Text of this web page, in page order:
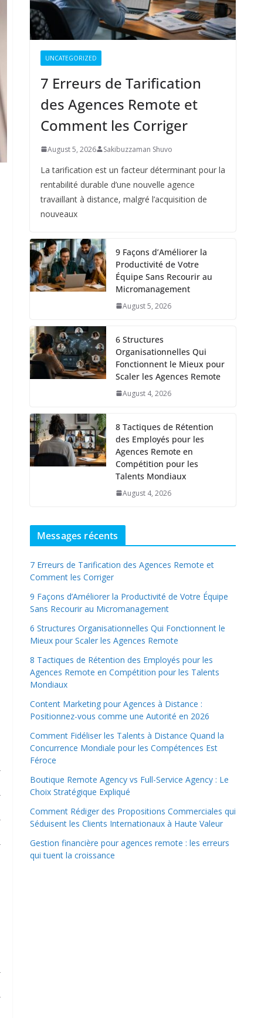
UNCATEGORIZED
7 Erreurs de Tarification
des Agences Remote et
Comment les Corriger
August 5, 2026 Sakibuzzaman Shuvo
La tarification est un facteur déterminant pour la
rentabilité durable d’une nouvelle agence
travaillant à distance, malgré l’acquisition de
nouveaux
9 Façons d’Améliorer la
Productivité de Votre
Équipe Sans Recourir au
Micromanagement
August 5, 2026
6 Structures
Organisationnelles Qui
Fonctionnent le Mieux pour
Scaler les Agences Remote
August 4, 2026
8 Tactiques de Rétention
des Employés pour les
Agences Remote en
Compétition pour les
Talents Mondiaux
August 4, 2026
Messages récents
7 Erreurs de Tarification des Agences Remote et
Comment les Corriger
9 Façons d’Améliorer la Productivité de Votre Équipe
Sans Recourir au Micromanagement
6 Structures Organisationnelles Qui Fonctionnent le
Mieux pour Scaler les Agences Remote
8 Tactiques de Rétention des Employés pour les
Agences Remote en Compétition pour les Talents
Mondiaux
Content Marketing pour Agences à Distance :
Positionnez-vous comme une Autorité en 2026
Comment Fidéliser les Talents à Distance Quand la
Concurrence Mondiale pour les Compétences Est
Féroce
Boutique Remote Agency vs Full-Service Agency : Le
Choix Stratégique Expliqué
Comment Rédiger des Propositions Commerciales qui
Séduisent les Clients Internationaux à Haute Valeur
Gestion financière pour agences remote : les erreurs
qui tuent la croissance